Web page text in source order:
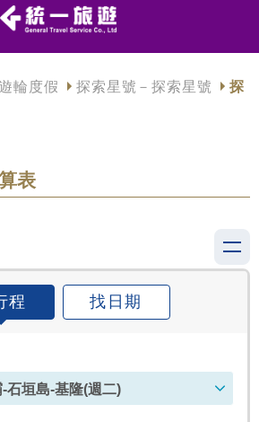
輪度假 探索星號－探索星號
探
表
程 找日期
石垣島-基隆(週二)